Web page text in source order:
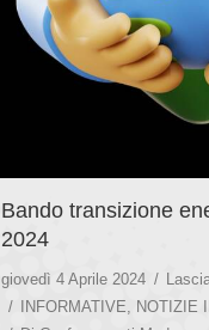
Bando transizione
2024
giovedì 4 Aprile 2024
INFORMATIVE, NOTIZIE